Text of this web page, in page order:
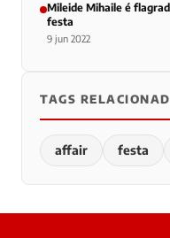
Mileide Mihaile é
festa
9 jun 2022
TAGS
affair festa